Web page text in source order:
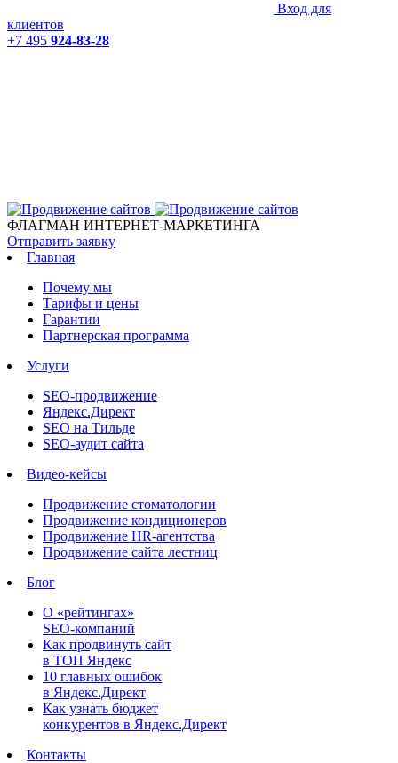
Вход для
клиентов
+7 495 924-83-28
ФЛАГМАН ИНТЕРНЕТ-МАРКЕТИНГА
Отправить заявку
Главная
Почему мы
Тарифы и цены
Гарантии
Партнерская программа
Услуги
SEO-продвижение
Яндекс.Директ
SEO на Тильде
SEO-аудит сайта
Видео-кейсы
Продвижение стоматологии
Продвижение кондиционеров
Продвижение HR-агентства
Продвижение сайта лестниц
Блог
О «рейтингах»
SEO-компаний
Как продвинуть сайт
в ТОП Яндекс
10 главных ошибок
в Яндекс.Директ
Как узнать бюджет
конкурентов в Яндекс.Директ
Контакты